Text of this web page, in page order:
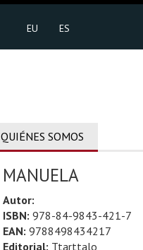
EU ES
QUIÉNES SOMOS
MANUELA
Autor:
ISBN: 978-84-9843-421-7
EAN: 9788498434217
Editorial: Ttarttalo